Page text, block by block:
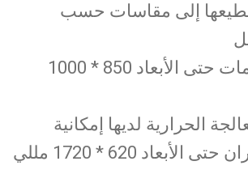
إلى مقاسات حسب
تقطيع الخامات حتى الأبعاد 850 * 1000
الحرارية لديها إمكانية
620 * 1720 مللي